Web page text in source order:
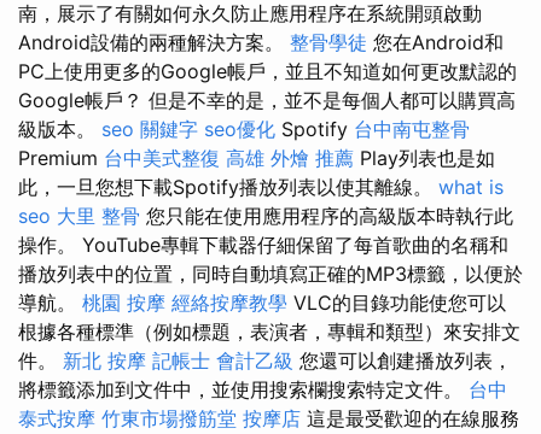
南，展示了有關如何永久防止應用程序在系統開頭啟動
Android設備的兩種解決方案。 整骨學徒 您在Android和
PC上使用更多的Google帳戶，並且不知道如何更改默認的
Google帳戶？ 但是不幸的是，並不是每個人都可以購買高
級版本。 seo 關鍵字 seo優化 Spotify 台中南屯整骨
Premium 台中美式整復 高雄 外燴 推薦 Play列表也是如
此，一旦您想下載Spotify播放列表以使其離線。 what is
seo 大里 整骨 您只能在使用應用程序的高級版本時執行此
操作。 YouTube專輯下載器仔細保留了每首歌曲的名稱和
播放列表中的位置，同時自動填寫正確的MP3標籤，以便於
導航。 桃園 按摩 經絡按摩教學 VLC的目錄功能使您可以
根據各種標準（例如標題，表演者，專輯和類型）來安排文
件。 新北 按摩 記帳士 會計乙級 您還可以創建播放列表，
將標籤添加到文件中，並使用搜索欄搜索特定文件。 台中
泰式按摩 竹東市場撥筋堂 按摩店 這是最受歡迎的在線服務